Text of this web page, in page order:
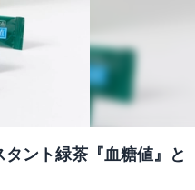
ント緑茶『血糖値』と